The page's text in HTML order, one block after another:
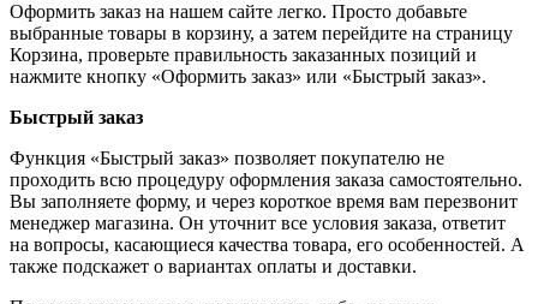
Оформить заказ на нашем сайте легко. Просто добавьте
выбранные товары в корзину, а затем перейдите на страницу
Корзина, проверьте правильность заказанных позиций и
нажмите кнопку «Оформить заказ» или «Быстрый заказ».
Быстрый заказ
Функция «Быстрый заказ» позволяет покупателю не
проходить всю процедуру оформления заказа самостоятельно.
Вы заполняете форму, и через короткое время вам перезвонит
менеджер магазина. Он уточнит все условия заказа, ответит
на вопросы, касающиеся качества товара, его особенностей. А
также подскажет о вариантах оплаты и доставки.